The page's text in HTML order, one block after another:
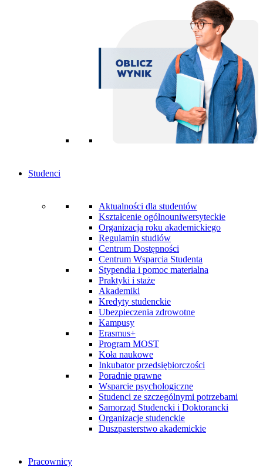
Studenci
Aktualności dla studentów
Kształcenie ogólnouniwersyteckie
Organizacja roku akademickiego
Regulamin studiów
Centrum Dostępności
Centrum Wsparcia Studenta
Stypendia i pomoc materialna
Praktyki i staże
Akademiki
Kredyty studenckie
Ubezpieczenia zdrowotne
Kampusy
Erasmus+
Program MOST
Koła naukowe
Inkubator przedsiębiorczości
Poradnie prawne
Wsparcie psychologiczne
Studenci ze szczególnymi potrzebami
Samorząd Studencki i Doktorancki
Organizacje studenckie
Duszpasterstwo akademickie
Pracownicy